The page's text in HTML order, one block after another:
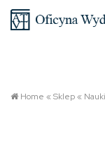
Home «Sklep«